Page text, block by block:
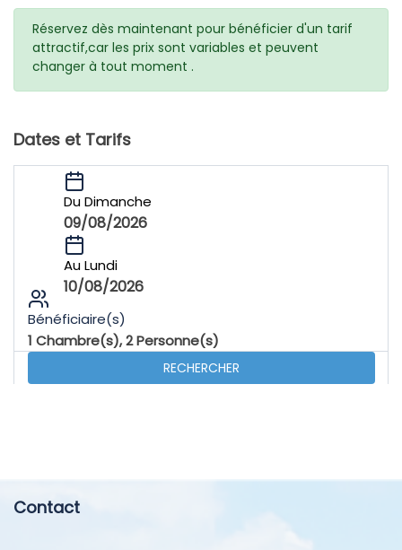
Réservez dès maintenant pour bénéficier d'un tarif
attractif,car les prix sont variables et peuvent
changer à tout moment .
Dates et Tarifs
Du Dimanche
09/08/2026
Au Lundi
10/08/2026
Bénéficiaire(s)
1 Chambre(s),2Personne(s)
RECHERCHER
Contact